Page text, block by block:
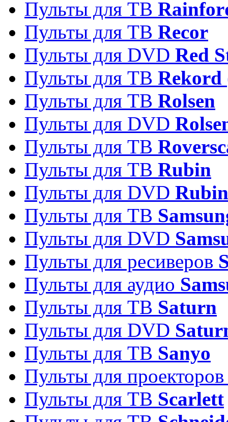
Пульты для ТВ
Пульты для ТВ Recor
Пульты для DVD Red
Пульты для ТВ Rekord
Пульты для ТВ Rolsen
Пульты для DVD
Пульты для ТВ
Пульты для ТВ Rubin
Пульты для DVD Rubin
Пульты для ТВ
Пульты для DVD
Пульты для ресиверов
Пульты для аудио
Пульты для ТВ Saturn
Пульты для DVD
Пульты для ТВ Sanyo
Пульты для
Пульты для ТВ Scarlett